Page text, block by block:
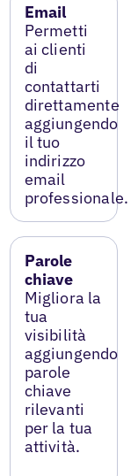
Email
Permetti
ai clienti
di
contattarti
direttamente
aggiungendo
il tuo
indirizzo
email
professionale.
Parole
chiave
Migliora la
tua
visibilità
aggiungendo
parole
chiave
rilevanti
per la tua
attività.